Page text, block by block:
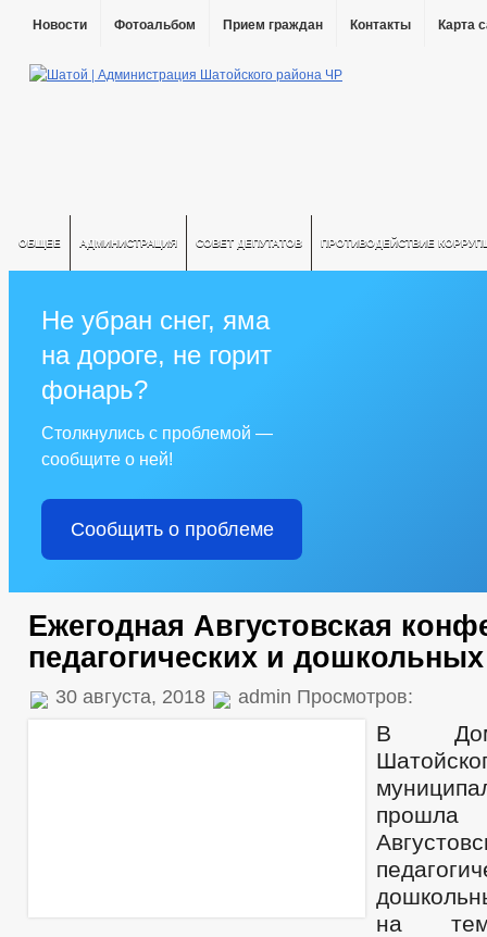
Новости Фотоальбом Прием граждан Контакты Карта
ОБЩЕЕ АДМИНИСТРАЦИЯ СОВЕТ ДЕПУТАТОВ ПРОТИВОДЕЙСТВИЕ
Не убран снег, яма
на дороге, не горит
фонарь?
Столкнулись с проблемой —
сообщите о ней!
Сообщить о проблеме
Ежегодная Августовская
педагогических и
30 августа, 2018 admin Просмотров:
В
на